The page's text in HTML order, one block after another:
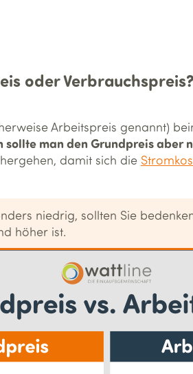
oder Verbrauchspreis?
Arbeitspreis genannt)
sollte man den Grundpreis aber
damit sich die
niedrig, sollten Sie
höher ist.